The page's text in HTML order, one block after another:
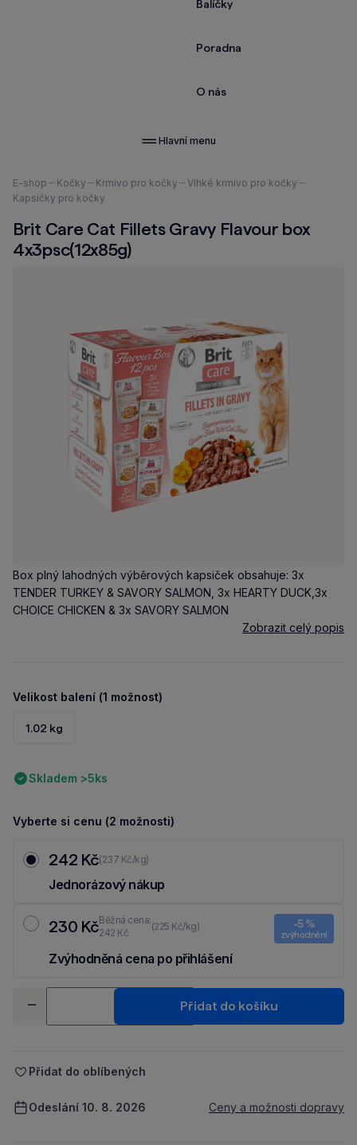
Balíčky
Poradna
O nás
Hlavní menu
Nacházíte
se
E-shop Kočky Krmivo pro kočky
Vlhké krmivo pro kočky
Kapsičky pro kočky
Brit Care Cat Fillets Gravy Flavour box
4x3psc(12x85g)
Box plný lahodných výběrových kapsiček obsahuje: 3x
TENDER TURKEY & SAVORY SALMON, 3x HEARTY DUCK,3x
CHOICE CHICKEN & 3x SAVORY SALMON
Zobrazit celý popis
Velikost balení (1 možnost)
1.02 kg
Skladem >5ks
Vyberte si cenu (2 možnosti)
242 Kč(237 Kč/kg)
Jednorázový nákup
230 KčBěžná cena:
242 Kč
(225 Kč/kg) -5 %
zvýhodnění
Zvýhodněná cena po přihlášení
-
+
Přidat do košíku
Přidat do oblíbených
Odeslání 10. 8. 2026 Ceny a možnosti dopravy